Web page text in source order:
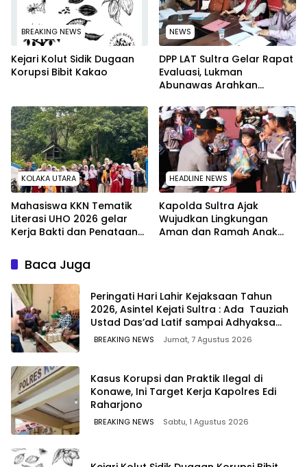
BREAKING NEWS
Kejari Kolut Sidik Dugaan
Korupsi Bibit Kakao
NEWS
‎DPP LAT Sultra Gelar Rapat
Evaluasi, Lukman
Abunawas Arahkan
Secara Rutin dan
Menyeluruh
KOLAKA UTARA
Mahasiswa KKN Tematik
Literasi UHO 2026 gelar
Kerja Bakti dan Penataan
Simbula Kolut
HEADLINE NEWS
Kapolda Sultra Ajak
Wujudkan Lingkungan
Aman dan Ramah Anak
Baca Juga
Peringati Hari Lahir Kejaksaan Tahun
2026, Asintel Kejati Sultra : Ada Tauziah
Ustad Das’ad Latif sampai Adhyaksa
Run
BREAKING NEWS Jumat, 7 Agustus 2026
Kasus Korupsi dan Praktik Ilegal di
Konawe, Ini Target Kerja Kapolres Edi
Raharjono
BREAKING NEWS Sabtu, 1 Agustus 2026